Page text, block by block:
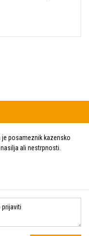
je posameznik kazensko
ali nestrpnosti.